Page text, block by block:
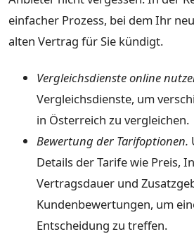
einfacher Prozess, bei dem Ihr
alten Vertrag für Sie kündigt.
Vergleichsdienste online
Vergleichsdienste, um
in Österreich zu vergleichen.
Bewertung der Tarifoptionen.
Details der Tarife wie Preis,
Vertragsdauer und
Kundenbewertungen, um
Entscheidung zu treffen.